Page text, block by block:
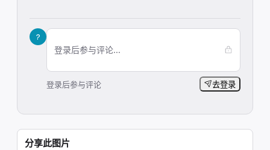
?
登录后参与评论...
登录后参与评论 去登录
分享此图片